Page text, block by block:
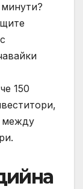
150
между